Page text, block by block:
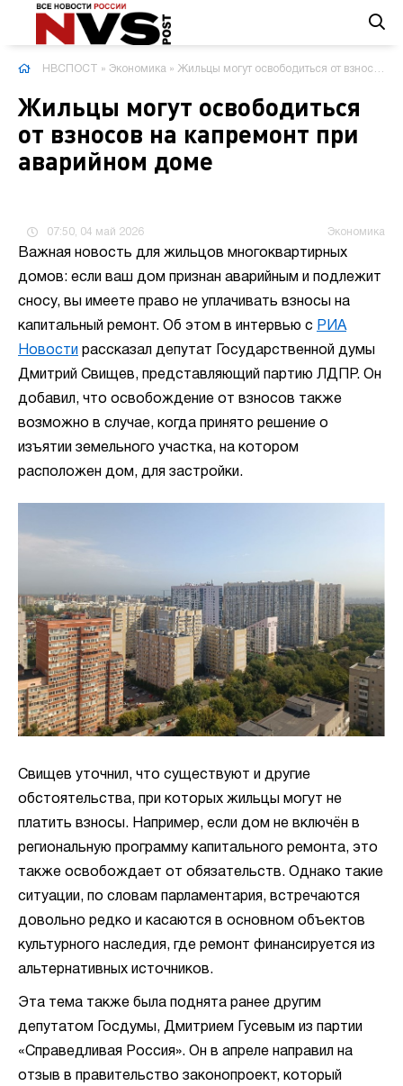
НВСПОСТ » Экономика » Жильцы могут освободиться от взносов на капремонт при аварийном доме
Жильцы могут освободиться
от взносов на капремонт при
аварийном доме
07:50, 04 май 2026 Экономика
Важная новость для жильцов многоквартирных
домов: если ваш дом признан аварийным и подлежит
сносу, вы имеете право не уплачивать взносы на
капитальный ремонт. Об этом в интервью с РИА
Новости рассказал депутат Государственной думы
Дмитрий Свищев, представляющий партию ЛДПР. Он
добавил, что освобождение от взносов также
возможно в случае, когда принято решение о
изъятии земельного участка, на котором
расположен дом, для застройки.
Свищев уточнил, что существуют и другие
обстоятельства, при которых жильцы могут не
платить взносы. Например, если дом не включён в
региональную программу капитального ремонта, это
также освобождает от обязательств. Однако такие
ситуации, по словам парламентария, встречаются
довольно редко и касаются в основном объектов
культурного наследия, где ремонт финансируется из
альтернативных источников.
Эта тема также была поднята ранее другим
депутатом Госдумы, Дмитрием Гусевым из партии
«Справедливая Россия». Он в апреле направил на
отзыв в правительство законопроект, который